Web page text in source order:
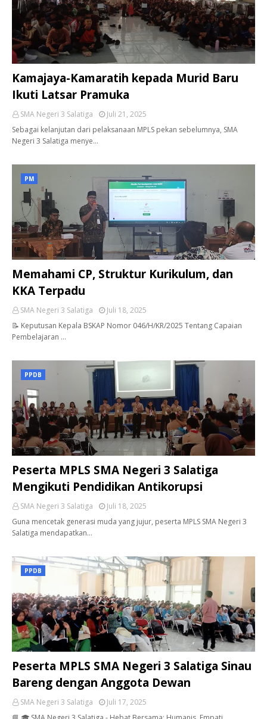
Kamajaya-Kamaratih kepada Murid Baru
Ikuti Latsar Pramuka
SMA Negeri 3 Salatiga
Juli 21, 2025
Sebagai kelanjutan dari pelaksanaan MPLS pekan sebelumnya, SMA
Negeri 3 Salatiga menye…
PM
Memahami CP, Struktur Kurikulum, dan
KKA Terpadu
SMA Negeri 3 Salatiga
Juli 18, 2025
📝 Keputusan Kepala BSKAP Nomor 046/H/KR/2025 Tentang Capaian
Pembelajaran …
PPDB
Peserta MPLS SMA Negeri 3 Salatiga
Mengikuti Pendidikan Antikorupsi
SMA Negeri 3 Salatiga
Juli 18, 2025
Guna mencetak generasi muda yang jujur, peserta MPLS SMA Negeri 3
Salatiga mendapatkan…
PPDB
Peserta MPLS SMA Negeri 3 Salatiga Sinau
Bareng dengan Anggota Dewan
SMA Negeri 3 Salatiga
Juli 17, 2025